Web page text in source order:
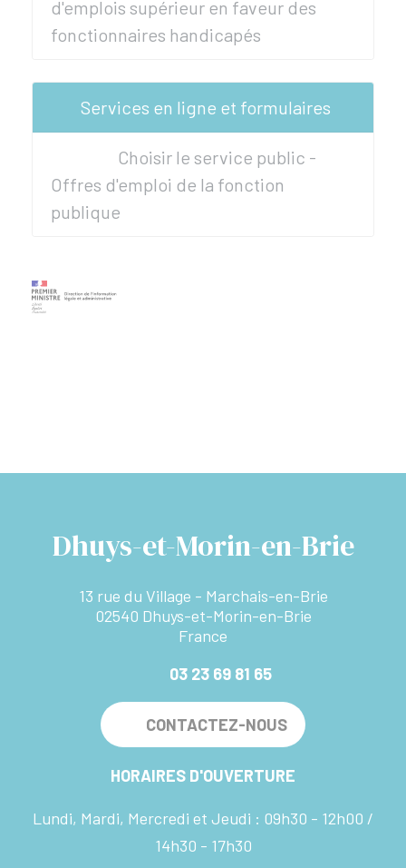
d'emplois supérieur en faveur des
fonctionnaires handicapés
Services en ligne et formulaires
Choisir le service public -
Offres d'emploi de la fonction
publique
Dhuys-et-Morin-en-Brie
13 rue du Village - Marchais-en-Brie
02540 Dhuys-et-Morin-en-Brie
France
03 23 69 81 65
CONTACTEZ-NOUS
HORAIRES D'OUVERTURE
Lundi, Mardi, Mercredi et Jeudi : 09h30 - 12h00
14h30 - 17h30